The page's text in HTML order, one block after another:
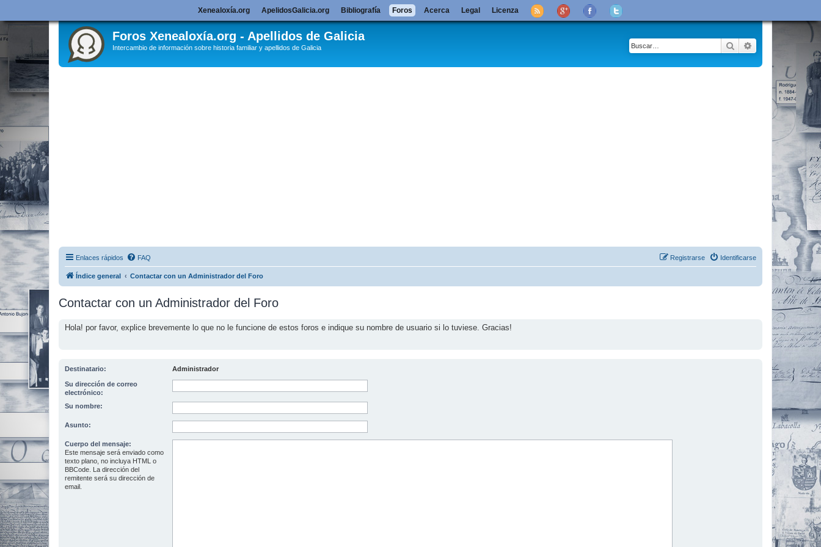
Foros Xenealoxía.org - Apellidos de Galicia
Intercambio de información sobre historia familiar y apellidos de Galicia Buscar Búsqueda
Enlaces rápidos FAQ Identificarse
Registrarse
Índice general Contactar con un Administrador del Foro
Contactar con un Administrador del Foro
Hola! por favor, explice brevemente lo que no le funcione de estos foros e indique su nombre de usuario si lo tuviese. Gracias!
Destinatario: Administrador
Su dirección de correo
electrónico:
Su nombre:
Asunto:
Cuerpo del mensaje:
Este mensaje será enviado como
texto plano, no incluya HTML o
BBCode. La dirección del
remitente será su dirección de
email.
Xenealoxía.org ApelidosGalicia.org Bibliografía Foros Acerca Legal Licenza